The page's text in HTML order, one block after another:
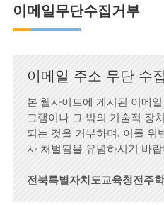
이메일무단수집거부
이메일 주소 무단 수
본 웹사이트에 게시된 이메
그램이나 그 밖의 기술적 장
되는 것을 거부하며, 이를 위
사 처벌됨을 유념하시기 바
전북특별자치도교육청전주